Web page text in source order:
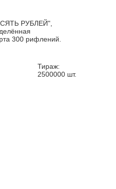
РУБЛЕЙ",
300 рифлений.
Тираж:
2500000 шт.